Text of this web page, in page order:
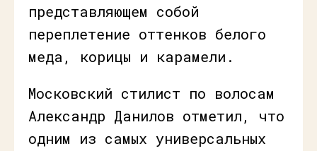
представляющем собой
переплетение оттенков белого
меда, корицы и карамели.
Московский стилист по волосам
Александр Данилов отметил, что
одним из самых универсальных